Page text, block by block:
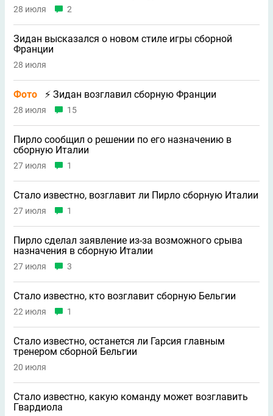
28 июля 2
Зидан высказался о новом стиле игры сборной
Франции
28 июля
Фото ⚡ Зидан возглавил сборную Франции
28 июля 15
Пирло сообщил о решении по его назначению в
сборную Италии
27 июля 1
Стало известно, возглавит ли Пирло сборную Италии
27 июля 1
Пирло сделал заявление из-за возможного срыва
назначения в сборную Италии
27 июля 3
Стало известно, кто возглавит сборную Бельгии
22 июля 1
Стало известно, останется ли Гарсия главным
тренером сборной Бельгии
20 июля
Стало известно, какую команду может возглавить
Гвардиола